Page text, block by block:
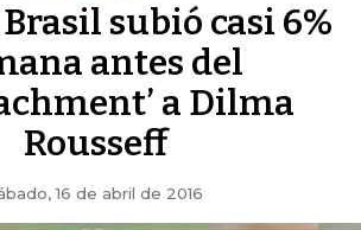
subió casi 6%
antes del
a Dilma
Rousseff
16 de abril de 2016